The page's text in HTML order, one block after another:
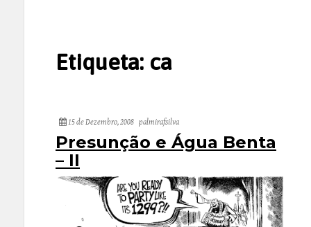
Etiqueta: ca
15 de Dezembro, 2008 palmirafsilva
Presunção e Água Benta
– II